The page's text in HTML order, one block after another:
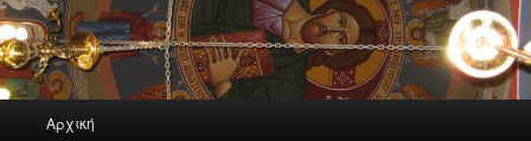
Αρχική